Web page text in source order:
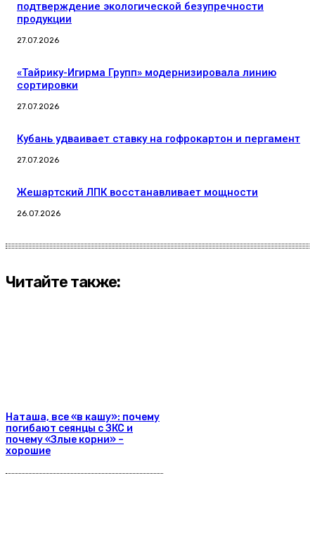
подтверждение экологической безупречности
продукции
27.07.2026
«Тайрику-Игирма Групп» модернизировала линию
сортировки
27.07.2026
Кубань удваивает ставку на гофрокартон и пергамент
27.07.2026
Жешартский ЛПК восстанавливает мощности
26.07.2026
Читайте также:
Наташа, все «в кашу»: почему
погибают сеянцы с ЗКС и
почему «Злые корни» –
хорошие